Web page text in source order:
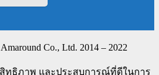
Co., Ltd. 2014 – 2022
ทธิภาพ และประสบการณ์ที่ดีในการ